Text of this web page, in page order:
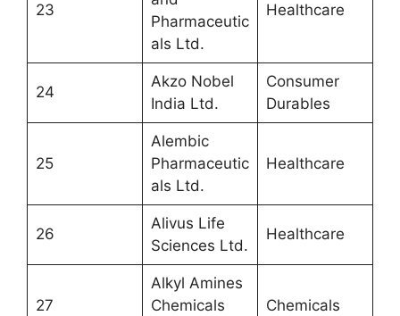
23
Pharmaceutic
als Ltd.
Healthcare
24
Akzo Nobel
India Ltd.
Consumer
Durables
25
Alembic
Pharmaceutic
als Ltd.
Healthcare
26
Alivus Life
Sciences Ltd.
Healthcare
27
Alkyl Amines
Chemicals
Chemicals